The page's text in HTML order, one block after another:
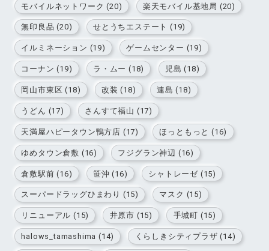
モバイルネットワーク (20) 楽天モバイル基地局 (20)
無印良品 (20) せとうちエステート (19)
イルミネーション (19) ゲームセンター (19)
コーナン (19) ラ・ムー (18) 児島 (18)
岡山市東区 (18) 改装 (18) 連島 (18)
うどん (17) さんすて福山 (17)
天満屋ハピータウン鴨方店 (17) ほっともっと (16)
ゆめタウン倉敷 (16) フジグラン神辺 (16)
倉敷駅前 (16) 笹沖 (16) シャトレーゼ (15)
スーパードラッグひまわり (15) マスク (15)
リニューアル (15) 井原市 (15) 手城町 (15)
halows_tamashima (14) くらしきシティプラザ (14)